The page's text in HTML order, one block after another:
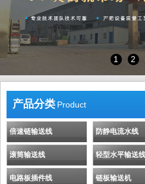
1 2
产品分类 Product
倍速链输送线 防静电流水线
滚筒输送线 轻型水平输送线
电路板插件线 链板输送机